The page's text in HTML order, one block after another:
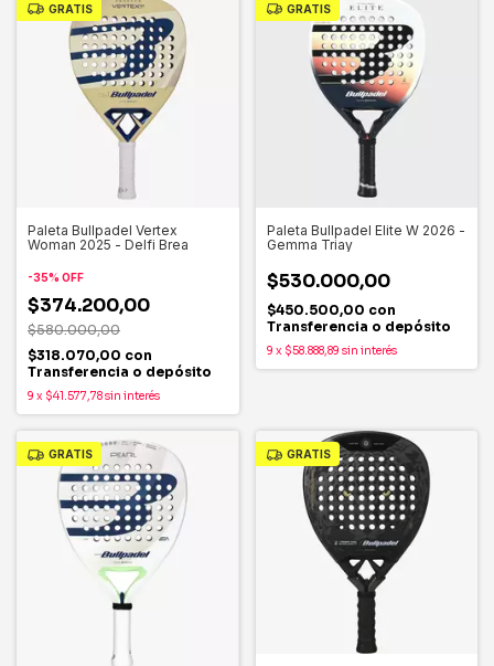
GRATIS
Paleta Bullpadel Vertex
Woman 2025 - Delfi Brea
-35% OFF
$374.200,00
$580.000,00
$318.070,00 con
Transferencia o depósito
9 x $41.577,78sin interés
GRATIS
Paleta Bullpadel Elite W 2026 -
Gemma Triay
$530.000,00
$450.500,00 con
Transferencia o depósito
9 x $58.888,89 sin interés
GRATIS GRATIS